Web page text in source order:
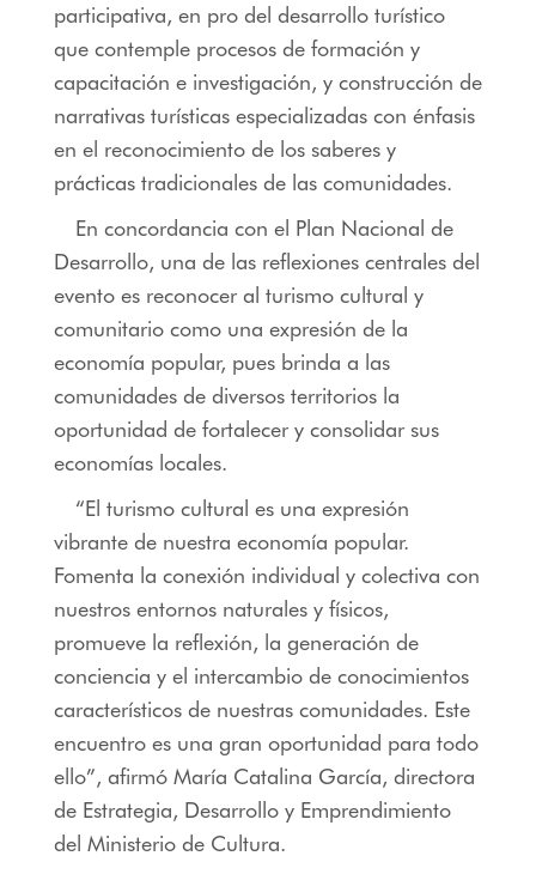
participativa, en pro del desarrollo turístico
que contemple procesos de formación y
capacitación e investigación, y construcción de
narrativas turísticas especializadas con énfasis
en el reconocimiento de los saberes y
prácticas tradicionales de las comunidades.
En concordancia con el Plan Nacional de
Desarrollo, una de las reflexiones centrales del
evento es reconocer al turismo cultural y
comunitario como una expresión de la
economía popular, pues brinda a las
comunidades de diversos territorios la
oportunidad de fortalecer y consolidar sus
economías locales.
“El turismo cultural es una expresión
vibrante de nuestra economía popular.
Fomenta la conexión individual y colectiva con
nuestros entornos naturales y físicos,
promueve la reflexión, la generación de
conciencia y el intercambio de conocimientos
característicos de nuestras comunidades. Este
encuentro es una gran oportunidad para todo
ello”, afirmó María Catalina García, directora
de Estrategia, Desarrollo y Emprendimiento
del Ministerio de Cultura.